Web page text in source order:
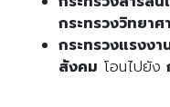
กระทรวงวิทยาศ
กระทรวงแรงง
สังคม โอนไปยัง